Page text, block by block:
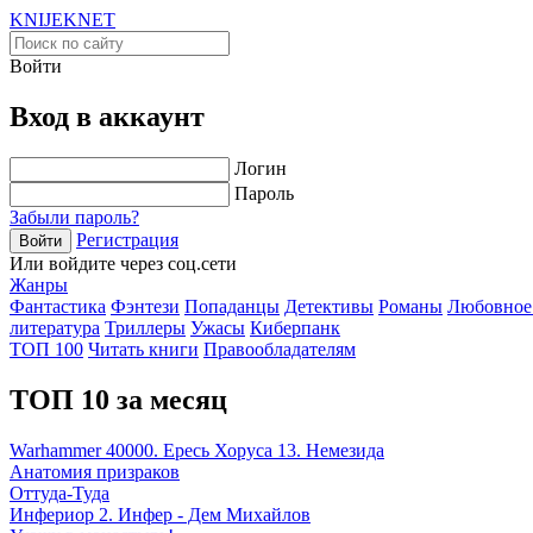
KNIJEKNET
Войти
Вход в аккаунт
Логин
Пароль
Забыли пароль?
Войти
Регистрация
Или войдите через соц.сети
Жанры
Фантастика Фэнтези Попаданцы Детективы Романы Любовное
литература Триллеры Ужасы Киберпанк
ТОП 100 Читать книги Правообладателям
ТОП 10 за месяц
Warhammer 40000. Ересь Хоруса 13. Немезида
Анатомия призраков
Оттуда-Туда
Инфериор 2. Инфер - Дем Михайлов